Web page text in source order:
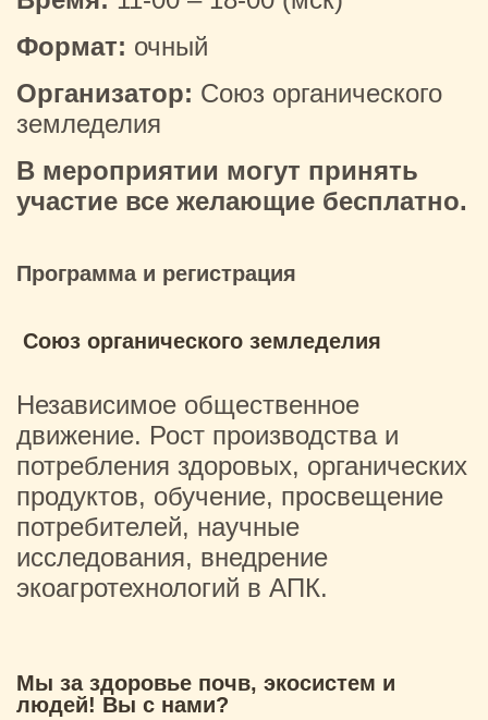
Формат: очный
Организатор: Союз органического
земледелия
В мероприятии могут принять
участие все желающие бесплатно.
Программа и регистрация
Союз органического земледелия
Независимое общественное
движение. Рост производства и
потребления здоровых, органических
продуктов, обучение, просвещение
потребителей, научные
исследования, внедрение
экоагротехнологий в АПК.
Мы за здоровье почв, экосистем и
людей! Вы с нами?